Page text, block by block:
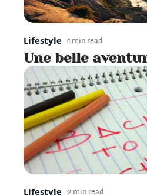
Lifestyle 1 min read
Une belle
Lifestyle 2 min read